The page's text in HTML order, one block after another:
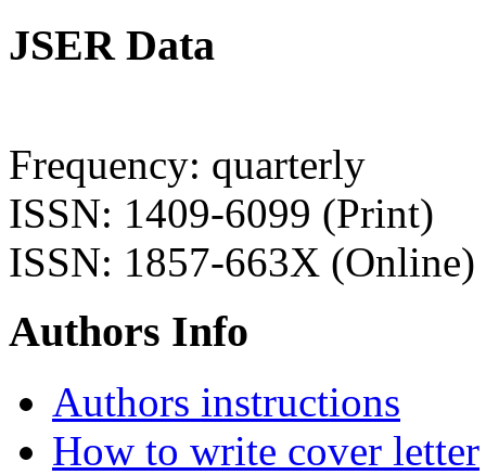
JSER Data
Frequency: quarterly
ISSN: 1409-6099 (Print)
ISSN: 1857-663X (Online)
Authors Info
Authors instructions
How to write cover letter